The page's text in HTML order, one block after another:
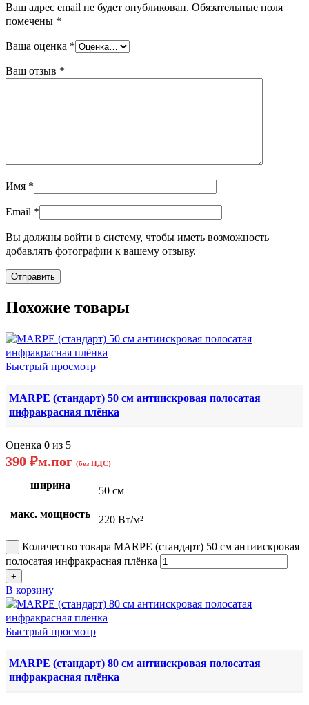
Ваш адрес email не будет опубликован. Обязательные поля
помечены *
Ваша оценка *
Ваш отзыв *
Имя *
Email *
Вы должны войти в систему, чтобы иметь возможность
добавлять фотографии к вашему отзыву.
Похожие товары
Быстрый просмотр
MARPE (стандарт) 50 см антиискровая полосатая
инфракрасная плёнка
Оценка 0 из 5
390 ₽м.пог (без НДС)
ширина
50 см
макс. мощность
220 Вт/м²
Количество товара MARPE (стандарт) 50 см антиискровая
полосатая инфракрасная плёнка
В корзину
Быстрый просмотр
MARPE (стандарт) 80 см антиискровая полосатая
инфракрасная плёнка